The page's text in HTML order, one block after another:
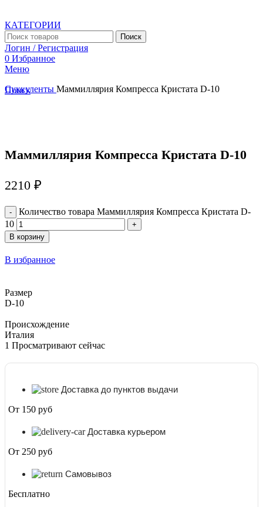
КАТЕГОРИИ
Поиск
Логин / Регистрация
0 Избранное
Меню
Поиск
Суккуленты Маммиллярия Компресса Кристата D-10
Маммиллярия Компресса Кристата D-10
2210 ₽
Количество товара Маммиллярия Компресса Кристата D-
10
В корзину
В избранное
Размер
D-10
Происхождение
Италия
1 Просматривают сейчас
Доставка до пунктов выдачи
От 150 руб
Доставка курьером
От 250 руб
Самовывоз
Бесплатно